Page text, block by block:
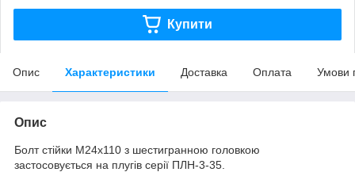
Купити
Опис Характеристики Доставка Оплата Умови
Опис
Болт стійки М24х110 з шестигранною головкою
застосовується на плугів серії ПЛН-3-35.